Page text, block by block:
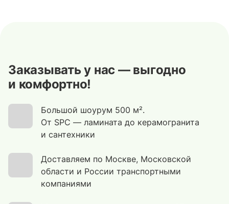
Заказывать у нас — выгодно
и комфортно!
Большой шоурум 500 м².
От SPC — ламината до керамогранита
и сантехники
Доставляем по Москве, Московской
области и России транспортными
компаниями